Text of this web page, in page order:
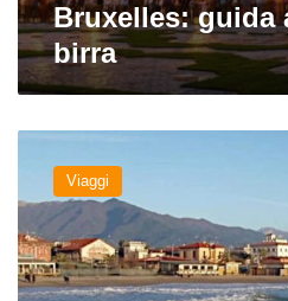
Bruxelles: guida
birra
viaggio
Massa
alle
Alpi
Viaggi